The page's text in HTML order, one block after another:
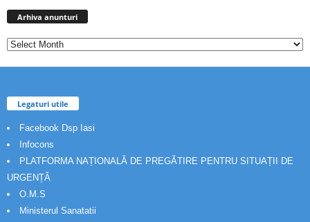
Arhiva anunturi
Legaturi utile
Facebook Dsp Iasi
Infocons
PLATFORMA NAȚIONALĂ DE PREGĂTIRE PENTRU SITUAȚII DE
URGENȚĂ
O.M.S
Ministerul Sanatatii